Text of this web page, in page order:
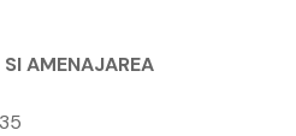
AMENAJAREA